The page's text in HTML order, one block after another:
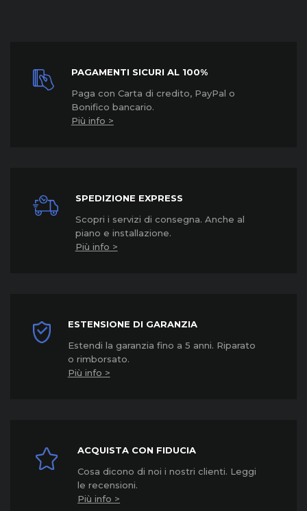
PAGAMENTI SICURI AL 100%
Paga con Carta di credito, PayPal o
Bonifico bancario.
Più info >
SPEDIZIONE EXPRESS
Scopri i servizi di consegna. Anche al
piano e installazione.
Più info >
ESTENSIONE DI GARANZIA
Estendi la garanzia fino a 5 anni. Riparato
o rimborsato.
Più info >
ACQUISTA CON FIDUCIA
Cosa dicono di noi i nostri clienti. Leggi
le recensioni.
Più info >